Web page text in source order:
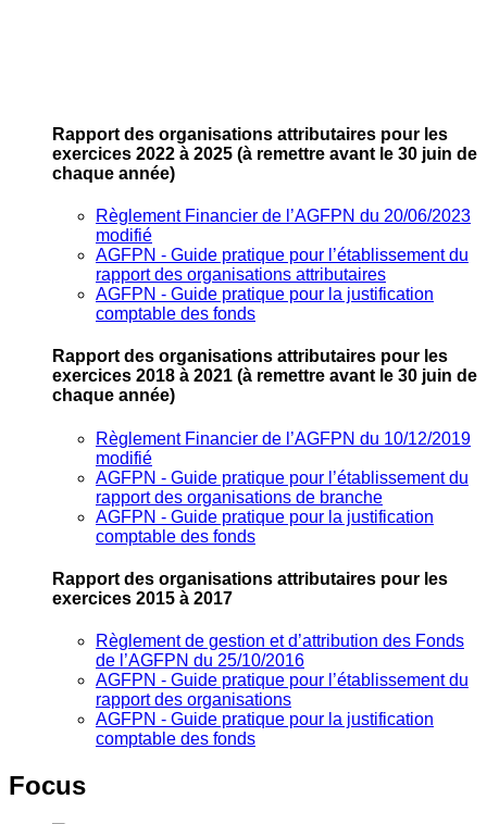
Rapport des organisations attributaires pour les
exercices 2022 à 2025 (à remettre avant le 30 juin de
chaque année)
Règlement Financier de l’AGFPN du 20/06/2023
modifié
AGFPN ‐ Guide pratique pour l’établissement du
rapport des organisations attributaires
AGFPN ‐ Guide pratique pour la justification
comptable des fonds
Rapport des organisations attributaires pour les
exercices 2018 à 2021 (à remettre avant le 30 juin de
chaque année)
Règlement Financier de l’AGFPN du 10/12/2019
modifié
AGFPN ‐ Guide pratique pour l’établissement du
rapport des organisations de branche
AGFPN ‐ Guide pratique pour la justification
comptable des fonds
Rapport des organisations attributaires pour les
exercices 2015 à 2017
Règlement de gestion et d’attribution des Fonds
de l’AGFPN du 25/10/2016
AGFPN ‐ Guide pratique pour l’établissement du
rapport des organisations
AGFPN ‐ Guide pratique pour la justification
comptable des fonds
Focus